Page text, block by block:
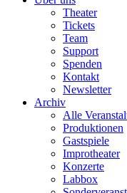
Theater
Tickets
Team
Support
Spenden
Kontakt
Newsletter
Archiv
Alle
Produktionen
Gastspiele
Improtheater
Konzerte
Labbox